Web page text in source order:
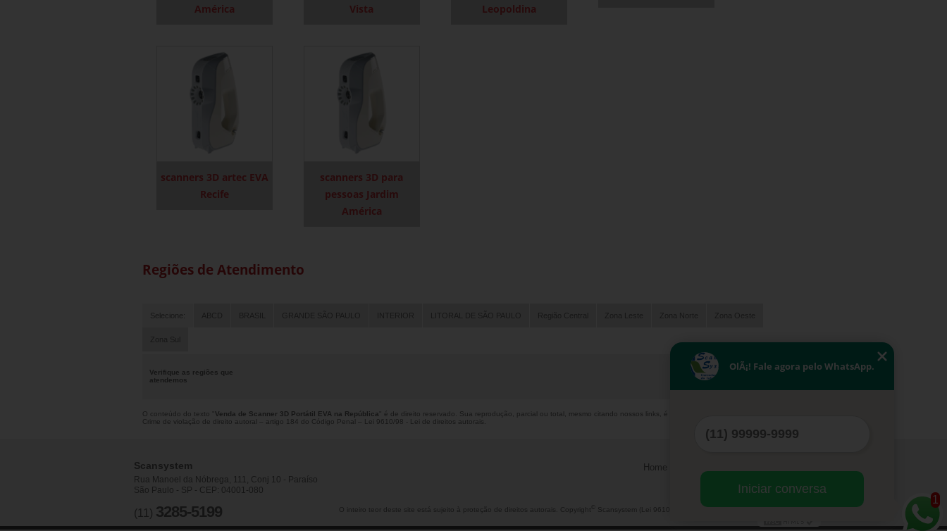
América
Vista
Leopoldina
scanners 3D artec EVA
Recife
scanners 3D para
pessoas Jardim
América
Regiões de Atendimento
Selecione: ABCD BRASIL GRANDE SÃO PAULO INTERIOR LITORAL DE SÃO PAULO Região Central Zona Leste Zona Norte Zona Oeste
Zona Sul
Verifique as regiões que
atendemos
O conteúdo do texto " Venda de Scanner 3D Portátil EVA na República " é de direito reservado. Sua reprodução, parcial ou total, mesmo citando nossos links, é proibida sem a autorização do autor.
Crime de violação de direito autoral – artigo 184 do Código Penal –
Lei 9610/98 - Lei de direitos autorais
Scansystem
Rua Manoel da Nóbrega, 111, Conj 10 - Paraíso
São Paulo - SP - CEP: 04001-080
(11) 3285-5199
Home
O inteiro teor deste site está sujeito à proteção de direitos autorais. Copyright Scansystem (Lei 9610 de 19/02/1998)
1
OlÃ¡! Fale agora pelo WhatsApp.
Iniciar conversa